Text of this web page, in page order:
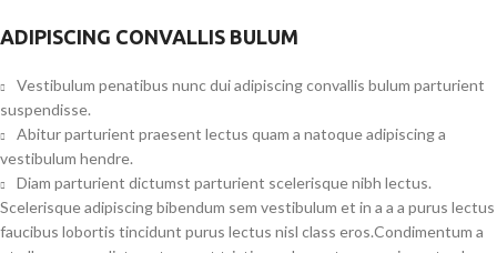
ADIPISCING CONVALLIS BULUM
Vestibulum penatibus nunc dui adipiscing convallis bulum parturient
suspendisse.
Abitur parturient praesent lectus quam a natoque adipiscing a
vestibulum hendre.
Diam parturient dictumst parturient scelerisque nibh lectus.
Scelerisque adipiscing bibendum sem vestibulum et in a a a purus lectus
faucibus lobortis tincidunt purus lectus nisl class eros.Condimentum a